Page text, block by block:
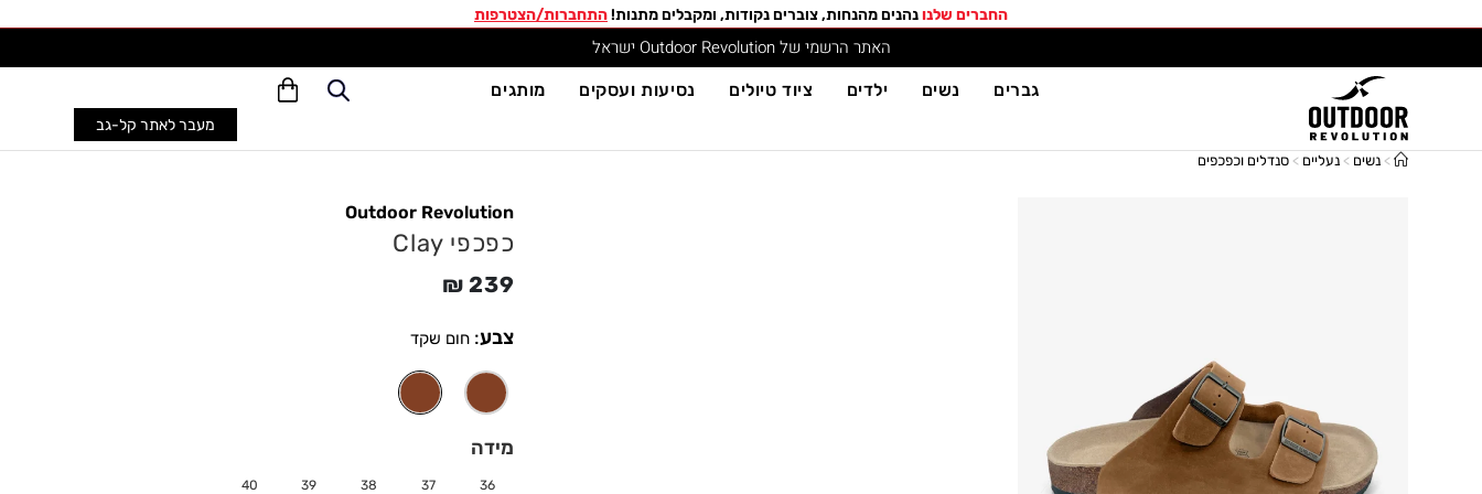
החברים שלנונהנים מהנחות, צוברים נקודות, ומקבלים מתנות!התחברות/הצטרפות
האתר הרשמי של Outdoor Revolution ישראל
מעבר לאתר קל-גב
גברים נשים ילדים ציוד טיולים נסיעות ועסקים מותגים
>נשים >נעליים >סנדלים וכפכפים
Outdoor Revolution
כפכפי Clay
₪ 239
צבע: חום שקד
מידה
36
37
38
39
40